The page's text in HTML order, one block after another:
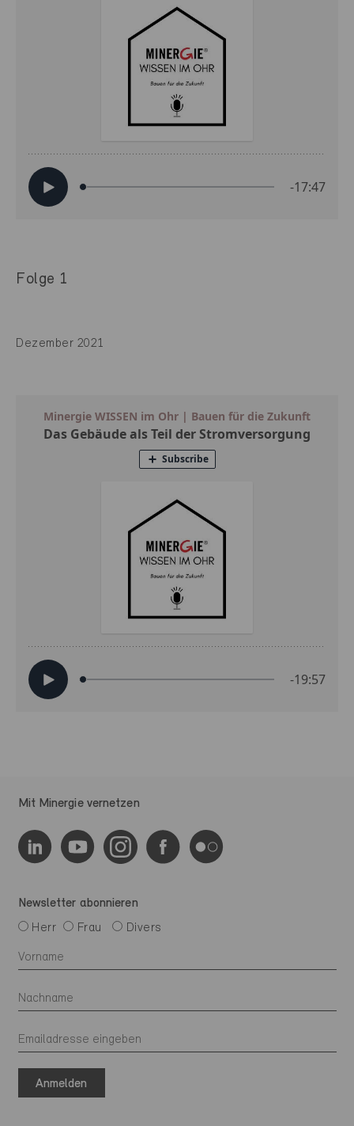
Folge 1
Dezember 2021
Mit Minergie vernetzen
Newsletter abonnieren
Herr
Frau Divers
Anmelden